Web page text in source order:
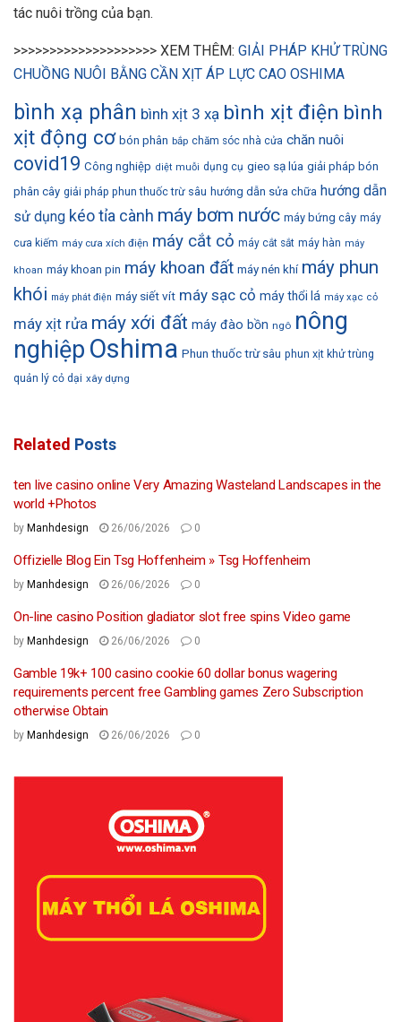
tác nuôi trồng của bạn.
>>>>>>>>>>>>>>>>>>>> XEM THÊM: GIẢI PHÁP KHỬ TRÙNG
CHUỒNG NUÔI BẰNG CẦN XỊT ÁP LỰC CAO OSHIMA
bình xạ phân bình xịt 3 xạ bình xịt điện bình
xịt động cơ bón phân bắp chăm sóc nhà cửa chăn nuôi
covid19 Công nghiệp diệt muỗi dụng cụ gieo sạ lúa giải pháp bón
phân cây giải pháp phun thuốc trừ sâu hướng dẫn sửa chữa hướng dẫn
sử dụng kéo tỉa cành máy bơm nước máy bứng cây máy
cưa kiếm máy cưa xích điện máy cắt cỏ máy cắt sắt máy hàn máy
khoan máy khoan pin máy khoan đất máy nén khí máy phun
khói máy phát điện máy siết vít máy sạc cỏ máy thổi lá máy xạc cỏ
máy xịt rửa máy xới đất máy đào bồn ngô nông
nghiệp Oshima Phun thuốc trừ sâu phun xịt khử trùng
quản lý cỏ dại xây dựng
Related Posts
ten live casino online Very Amazing Wasteland Landscapes in the
world +Photos
by Manhdesign 26/06/2026 0
Offizielle Blog Ein Tsg Hoffenheim » Tsg Hoffenheim
by Manhdesign 26/06/2026 0
On-line casino Position gladiator slot free spins Video game
by Manhdesign 26/06/2026 0
Gamble 19k+ 100 casino cookie 60 dollar bonus wagering
requirements percent free Gambling games Zero Subscription
otherwise Obtain
by Manhdesign 26/06/2026 0